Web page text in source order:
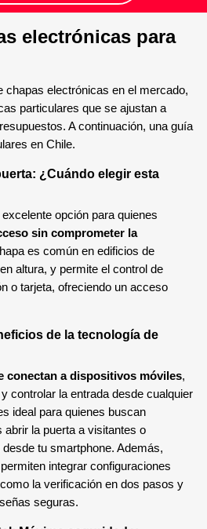
electrónicas para
chapas electrónicas en el mercado,
particulares que se ajustan a
A continuación, una guía
en Chile.
¿Cuándo elegir esta
opción para quienes
sin comprometer la
es común en edificios de
altura, y permite el control de
o tarjeta, ofreciendo un acceso
de la tecnología de
conectan a dispositivos móviles,
controlar la entrada desde cualquier
ideal para quienes buscan
abrir la puerta a visitantes o
tu smartphone. Además,
integrar configuraciones
la verificación en dos pasos y
seguras.